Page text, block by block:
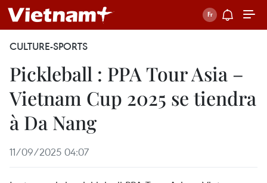
CULTURE-SPORTS
Pickleball : PPA Tour Asia –
Vietnam Cup 2025 se tiendra
à Da Nang
11/09/2025 04:07